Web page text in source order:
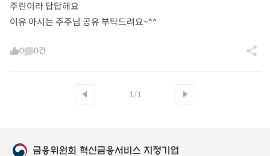
주린이라 답답해요
이유 아시는 주주님 공유 부탁드려요~^^
0 0건
1/1